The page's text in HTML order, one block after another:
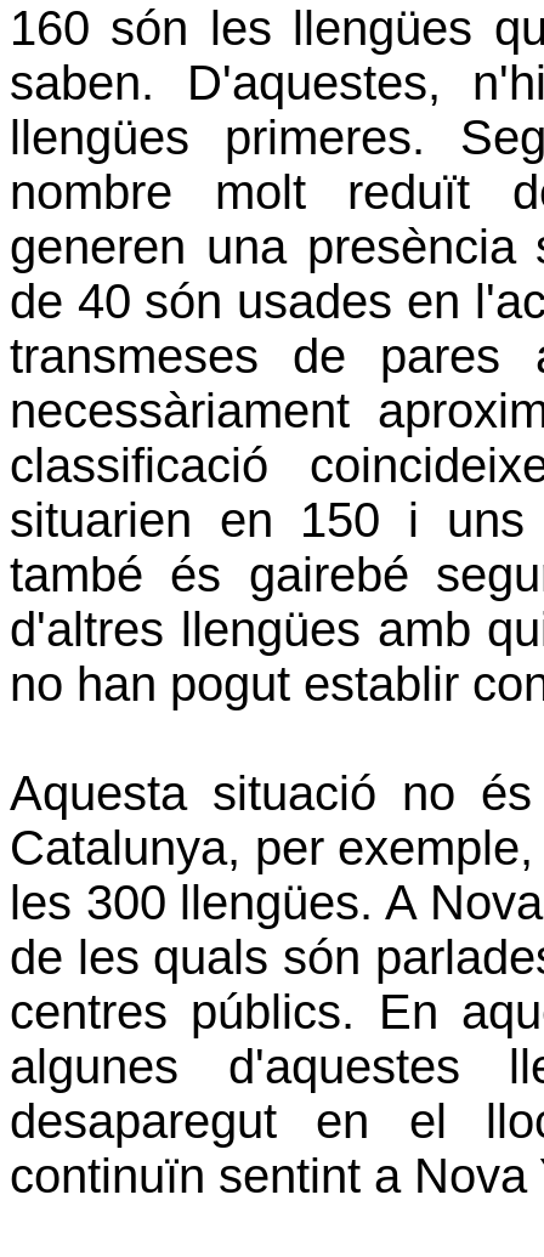
160 són les llengües
saben. D'aquestes,
llengües primeres.
nombre molt reduït
generen una
de 40 són usades en
transmeses de
necessàriament
classificació
situarien en 150 i
també és gairebé
d'altres llengües amb
no han pogut establir
Aquesta situació no
Catalunya, per
les 300 llengües. A
de les quals són
centres públics. En
algunes d'aquestes
desaparegut en el
continuïn sentint a Nova